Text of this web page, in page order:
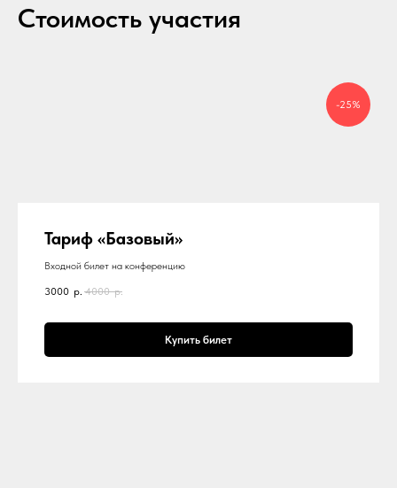
Стоимость участия
-25%
Тариф «Базовый»
Входной билет на конференцию
3000 р. 4000 р.
Купить билет